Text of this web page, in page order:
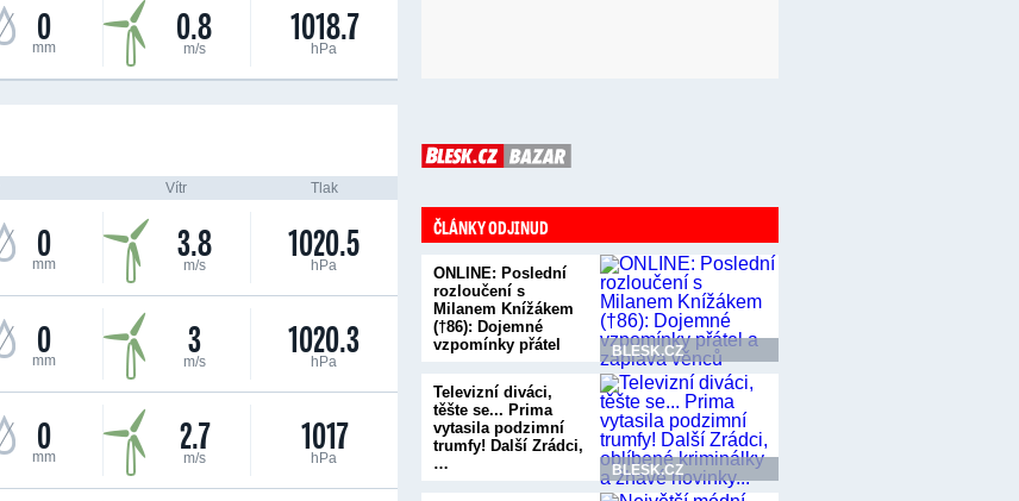
0
mm 0.8
m/s 1018.7
hPa
Vítr Tlak
0
mm 3.8
m/s 1020.5
hPa
0
mm 3
m/s 1020.3
hPa
0
mm 2.7
m/s 1017
hPa
ČLÁNKY ODJINUD
ONLINE: Poslední
rozloučení s
Milanem Knížákem
(†86): Dojemné
vzpomínky přátel
BLESK.CZ
Televizní diváci,
těšte se... Prima
vytasila podzimní
trumfy! Další Zrádci,
…
BLESK.CZ